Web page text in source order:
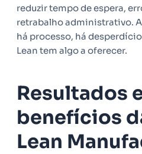
reduzir tempo de espera,
retrabalho administrativo.
há processo, há
Lean tem algo a oferecer.
Resultados
benefícios
Lean